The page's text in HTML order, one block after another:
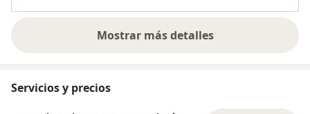
Mostrar más detalles
sobre la experiencia
Servicios y precios